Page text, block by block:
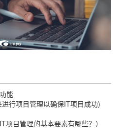
能
行项目管理以确保IT项目成功)
目管理的基本要素有哪些？）